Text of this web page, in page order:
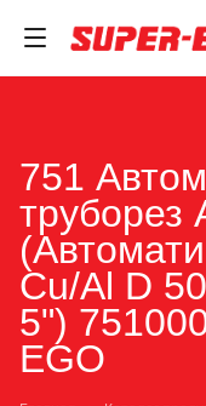
751
труборез
Cu/Al D
5")
EGO